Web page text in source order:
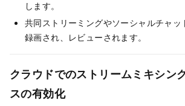
します。
共同ストリーミングやソーシャルチャッ
録画され、レビューされます。
クラウドでのストリームミキシン
スの有効化